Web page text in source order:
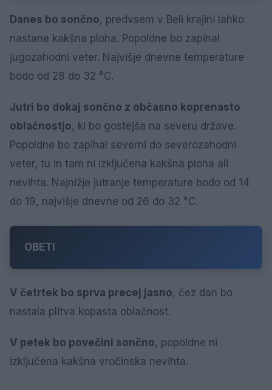
Danes bo sončno, predvsem v Beli krajini lahko
nastane kakšna ploha. Popoldne bo zapihal
jugozahodni veter. Najvišje dnevne temperature
bodo od 28 do 32 °C.
Jutri bo dokaj sončno z občasno koprenasto
oblačnostjo, ki bo gostejša na severu države.
Popoldne bo zapihal severni do severozahodni
veter, tu in tam ni izključena kakšna ploha ali
nevihta. Najnižje jutranje temperature bodo od 14
do 19, najvišje dnevne od 26 do 32 °C.
OBETI
V četrtek bo sprva precej jasno, čez dan bo
nastala plitva kopasta oblačnost.
V petek bo povečini sončno, popoldne ni
izključena kakšna vročinska nevihta.